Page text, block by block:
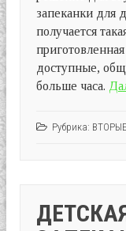
запеканки для
получается
доступные,
больше часа.
Рубрика: